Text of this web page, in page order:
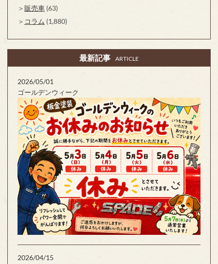
販売車 (63)
コラム (1,880)
最新記事 ARTICLE
2026/05/01
ゴールデンウィーク
2026/04/15